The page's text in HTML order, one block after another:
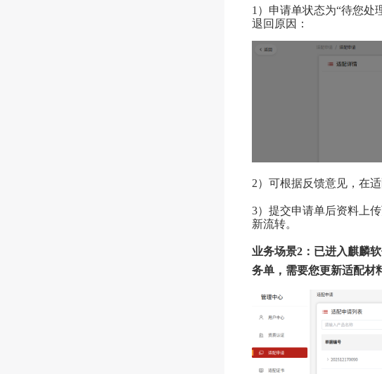
1）申请单状态为“待您处
退回原因：
2）可根据反馈意见，在
3）提交申请单后资料上
新流转。
业务场景2：已进入麒麟
务单，需要您更新适配材